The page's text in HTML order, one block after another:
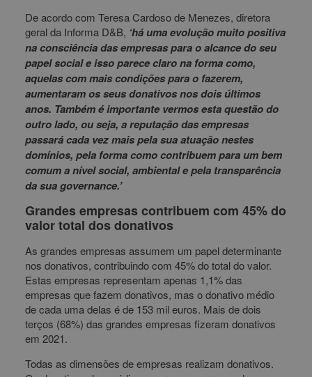
De acordo com Teresa Cardoso de Menezes, diretora
geral da Informa D&B, ‘há uma evolução muito positiva
na consciência das empresas para o alcance do seu
papel social e isso parece claro na forma como,
aquelas com mais condições para o fazerem,
aumentaram os seus donativos nos dois últimos
anos. Também é importante vermos esta questão do
outro lado, ou seja, a reputação das empresas
passará cada vez mais pela sua atuação nestes
domínios, pela forma como contribuem para um bem
comum a nível social, ambiental e pela transparência
da sua governance.’
Grandes empresas contribuem com 45% do
valor total dos donativos
As grandes empresas assumem um papel determinante
nos donativos, contribuindo com 45% do total do valor.
Estas empresas representam apenas 1,1% das
empresas que fazem donativos, mas o donativo médio
de cada uma delas é de 153 mil euros. Mais de dois
terços (68%) das grandes empresas fizeram donativos
em 2021.
Todas as dimensões de empresas realizam donativos.